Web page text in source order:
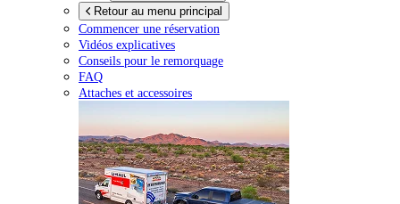
Retour au menu principal
Commencer une réservation
Vidéos explicatives
Conseils pour le remorquage
FAQ
Attaches et accessoires